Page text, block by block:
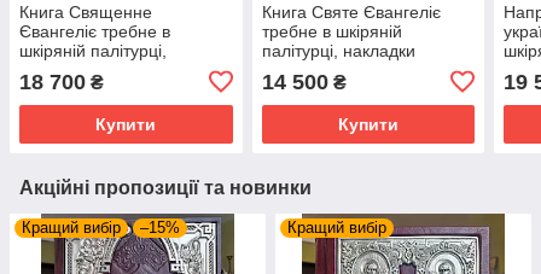
Книга Священне
Євангеліє требне в
шкіряній палітурці,
позолота, слов'янською
мовою, розмір 21*26
18 700 ₴
Купити
Книга Святе Євангеліє
требне в шкіряній
палітурці, накладки
розмір книги 19*26,
застібка
14 500₴
Купити
см
19
Акційні пропозиції та новинки
Кращий вибір –15% Кращий вибір